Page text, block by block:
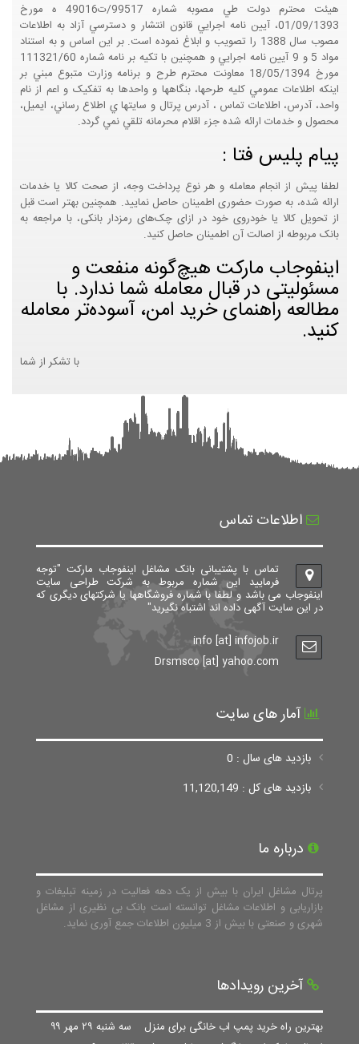
هيئت محترم دولت طي مصوبه شماره 99517/ت49016 ه مورخ
01/09/1393، آيين نامه اجرايي قانون انتشار و دسترسي آزاد به اطلاعات
مصوب سال 1388 را تصويب و ابلاغ نموده است. بر اين اساس و به استناد
مواد 5 و 9 آيين نامه اجرايي و همچنين با تکيه بر نامه شماره 111321/60
مورخ 18/05/1394 معاونت محترم طرح و برنامه وزارت متبوع مبني بر
اينکه اطلاعات عمومي کليه طرحها، بنگاهها و واحدها به تفکيک و اعم از نام
واحد، آدرس، اطلاعات تماس ، آدرس پرتال و سايتها ي اطلاع رساني، ايميل،
محصول و خدمات ارائه شده جزء اقلام محرمانه تلقي نمي گردد.
پیام پلیس فتا :
لطفا پیش از انجام معامله و هر نوع پرداخت وجه، از صحت کالا یا خدمات
ارائه شده، به صورت حضوری اطمینان حاصل نمایید. همچنین بهتر است قبل
از تحویل کالا یا خودروی خود در ازای چک‌های رمزدار بانکی، با مراجعه به
بانک مربوطه از اصالت آن اطمینان حاصل کنید.
اینفوجاب مارکت هیچ‌گونه منفعت و
مسئولیتی در قبال معامله شما ندارد. با
مطالعه راهنمای خرید امن، آسوده‌تر معامله
کنید.
با تشکر از شما
اطلاعات تماس
تماس با پشتیبانی بانک مشاغل اینفوجاب مارکت "توجه
فرمایید این شماره مربوط به شرکت طراحی سایت
اینفوجاب می باشد و لطفا با شماره فروشگاهها یا شرکتهای دیگری که
در این سایت آگهی داده اند اشتباه نگیرید"
info [at] infojob.ir
Drsmsco [at] yahoo.com
آمار های سایت
بازدید های سال : 0
بازدید های کل : 11,120,149
درباره ما
پرتال مشاغل ایران با بیش از یک دهه فعالیت در زمینه تبلیغات و
بازاریابی و اطلاعات مشاغل توانسته است بانک بی نظیری از مشاغل
شهری و صنعتی با بیش از 3 میلیون اطلاعات جمع آوری نماید.
آخرین رویدادها
بهترین راه خرید پمپ اب خانگی برای منزل سه شنبه ۲۹ مهر ۹۹